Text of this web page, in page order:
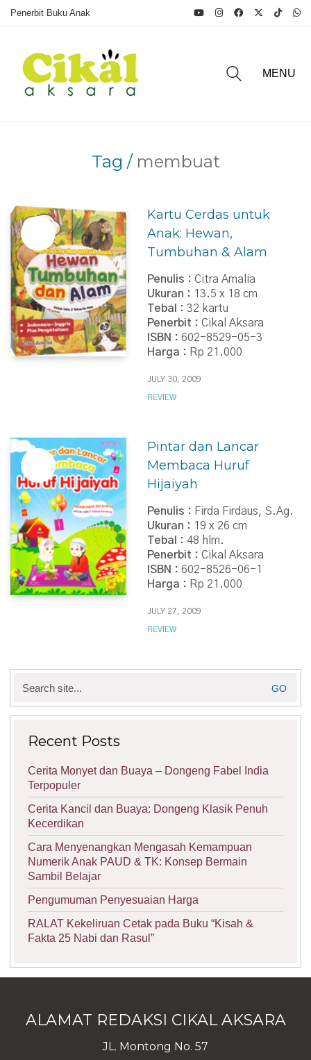
Penerbit Buku Anak
MENU
Tag / membuat
Kartu Cerdas untuk
Anak: Hewan,
Tumbuhan & Alam
Penulis : Citra Amalia
Ukuran : 13.5 x 18 cm
Tebal : 32 kartu
Penerbit : Cikal Aksara
ISBN : 602-8529-05-3
Harga : Rp 21.000
JULY 30, 2009
REVIEW
Pintar dan Lancar
Membaca Huruf
Hijaiyah
Penulis : Firda Firdaus, S.Ag.
Ukuran : 19 x 26 cm
Tebal : 48 hlm.
Penerbit : Cikal Aksara
ISBN : 602-8526-06-1
Harga : Rp 21.000
JULY 27, 2009
REVIEW
for:
Recent Posts
Cerita Monyet dan Buaya – Dongeng Fabel India
Terpopuler
Cerita Kancil dan Buaya: Dongeng Klasik Penuh
Kecerdikan
Cara Menyenangkan Mengasah Kemampuan
Numerik Anak PAUD & TK: Konsep Bermain
Sambil Belajar
Pengumuman Penyesuaian Harga
RALAT Kekeliruan Cetak pada Buku “Kisah &
Fakta 25 Nabi dan Rasul”
ALAMAT REDAKSI CIKAL AKSARA
JL. Montong No. 57